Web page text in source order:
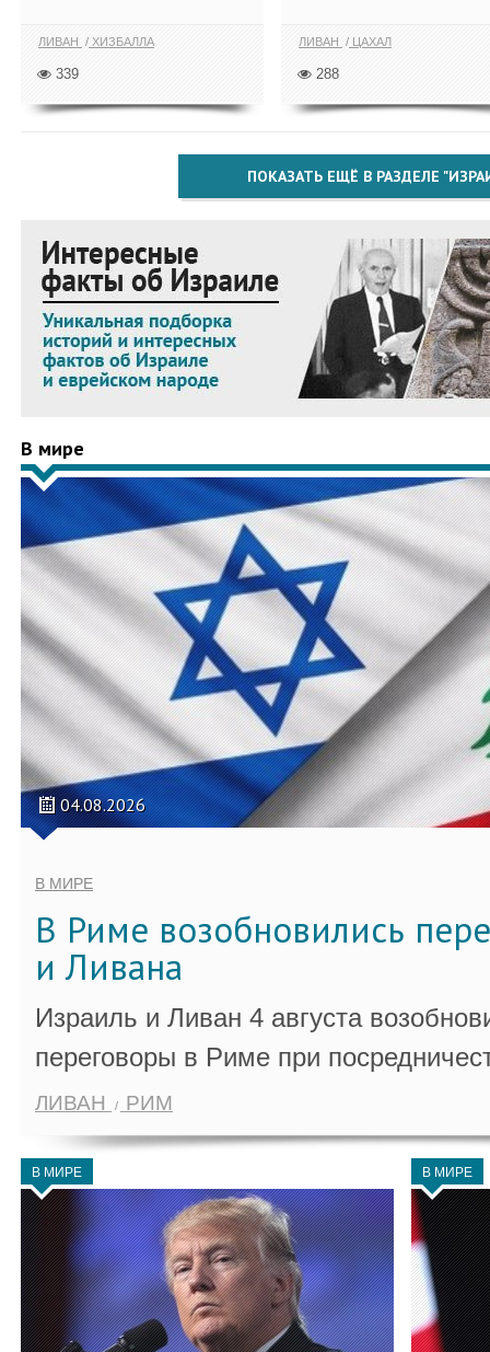
ЛИВАН ХИЗБАЛЛА
339
ЛИВАН ЦАХАЛ
288
ПОКАЗАТЬ ЕЩЁ В РАЗДЕЛЕ
В мире
04.08.2026
В МИРЕ
В Риме возобновились
и Ливана
Израиль и Ливан 4 августа
переговоры в Риме при
ЛИВАН РИМ
В МИРЕ В МИРЕ